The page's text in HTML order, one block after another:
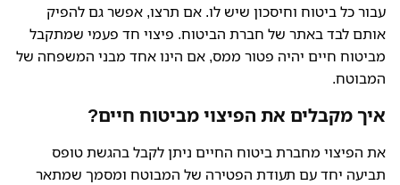
עבור כל ביטוח וחיסכון שיש לו. אם תרצו, אפשר גם להפיק
אותם לבד באתר של חברת הביטוח. פיצוי חד פעמי שמתקבל
מביטוח חיים יהיה פטור ממס, אם הינו אחד מבני המשפחה של
המבוטח.
איך מקבלים את הפיצוי מביטוח חיים?
את הפיצוי מחברת ביטוח החיים ניתן לקבל בהגשת טופס
תביעה יחד עם תעודת הפטירה של המבוטח ומסמך שמתאר